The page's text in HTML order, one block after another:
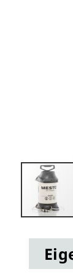
Anfang